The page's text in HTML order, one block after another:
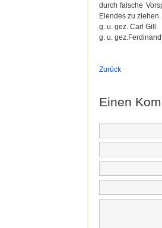
durch falsche
Elendes zu ziehen.
g. u. gez. Carl Gill.
g. u.
Zurück
Einen